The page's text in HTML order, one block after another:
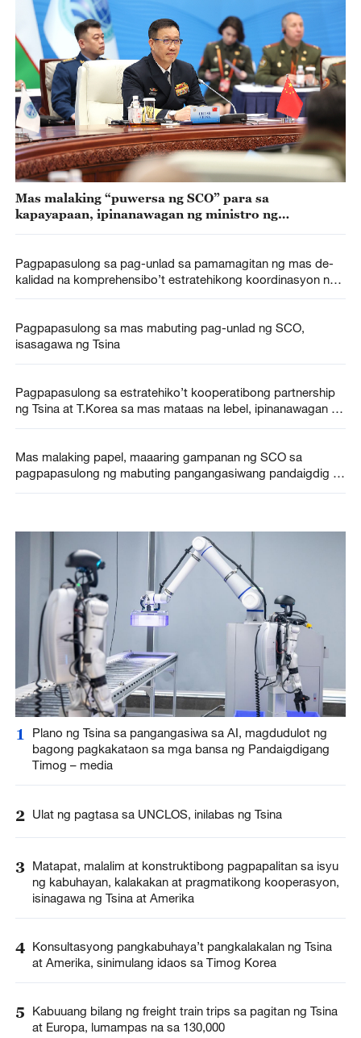
Mas malaking “puwersa ng SCO” para sa
kapayapaan, ipinanawagan ng ministro ng
Pagpapasulong sa pag-unlad sa pamamagitan ng mas de-
kalidad na komprehensibo’t estratehikong koordinasyon ng
Pagpapasulong sa mas mabuting pag-unlad ng SCO,
isasagawa ng Tsina
Pagpapasulong sa estratehiko’t kooperatibong partnership
ng Tsina at T.Korea sa mas mataas na lebel, ipinanawagan ni
Mas malaking papel, maaaring gampanan ng SCO sa
pagpapasulong ng mabuting pangangasiwang pandaigdig –
1
Plano ng Tsina sa pangangasiwa sa AI, magdudulot ng
bagong pagkakataon sa mga bansa ng Pandaigdigang
Timog – media
2 Ulat ng pagtasa sa UNCLOS, inilabas ng Tsina
3 Matapat, malalim at konstruktibong pagpapalitan sa isyu
ng kabuhayan, kalakakan at pragmatikong kooperasyon,
isinagawa ng Tsina at Amerika
4 Konsultasyong pangkabuhaya’t pangkalakalan ng Tsina
at Amerika, sinimulang idaos sa Timog Korea
5
Kabuuang bilang ng freight train trips sa pagitan ng Tsina
at Europa, lumampas na sa 130,000